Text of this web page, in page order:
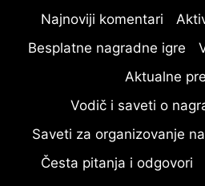
Najnoviji komentari
Besplatne nagradne igre
Aktualne
Vodič i saveti o
Saveti za organizovanje
Česta pitanja i odgovori